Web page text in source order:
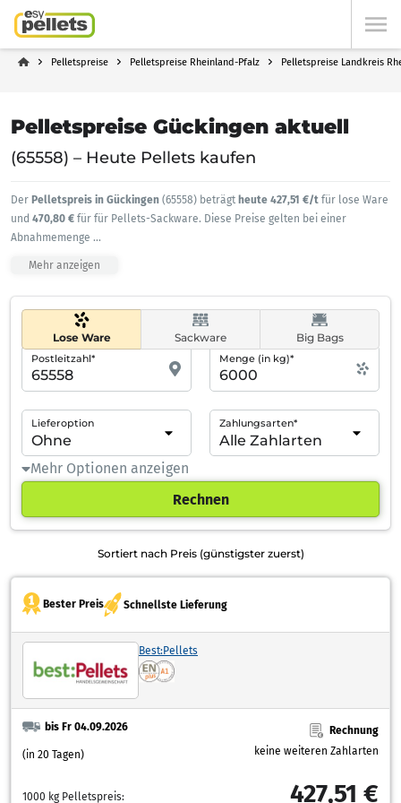
Pelletspreise Pelletspreise Rheinland-Pfalz Pelletspreise Landkreis
Pelletspreise Gückingen aktuell
(65558) – Heute Pellets kaufen
Der Pelletspreis in Gückingen (65558) beträgt heute 427,51 €/t für lose Ware
und 470,80 € für für Pellets-Sackware. Diese Preise gelten bei einer
Abnahmemenge ...
Mehr anzeigen
Lose Ware Sackware Big Bags
Postleitzahl* Menge (in kg)*
Lieferoption Zahlungsarten*
Mehr Optionen anzeigen
Rechnen
Sortiert nach Preis (günstigster zuerst)
Bester Preis Schnellste Lieferung
Best:Pellets
bis Fr 04.09.2026
(in 20 Tagen)
Rechnung
keine weiteren Zahlarten
1000 kg Pelletspreis: 427,51 €